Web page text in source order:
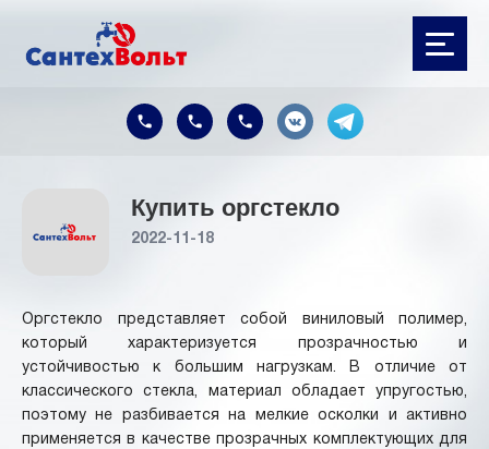
Купить оргстекло
2022-11-18
Оргстекло представляет собой виниловый полимер,
который характеризуется прозрачностью и
устойчивостью к большим нагрузкам. В отличие от
классического стекла, материал обладает упругостью,
поэтому не разбивается на мелкие осколки и активно
применяется в качестве прозрачных комплектующих для